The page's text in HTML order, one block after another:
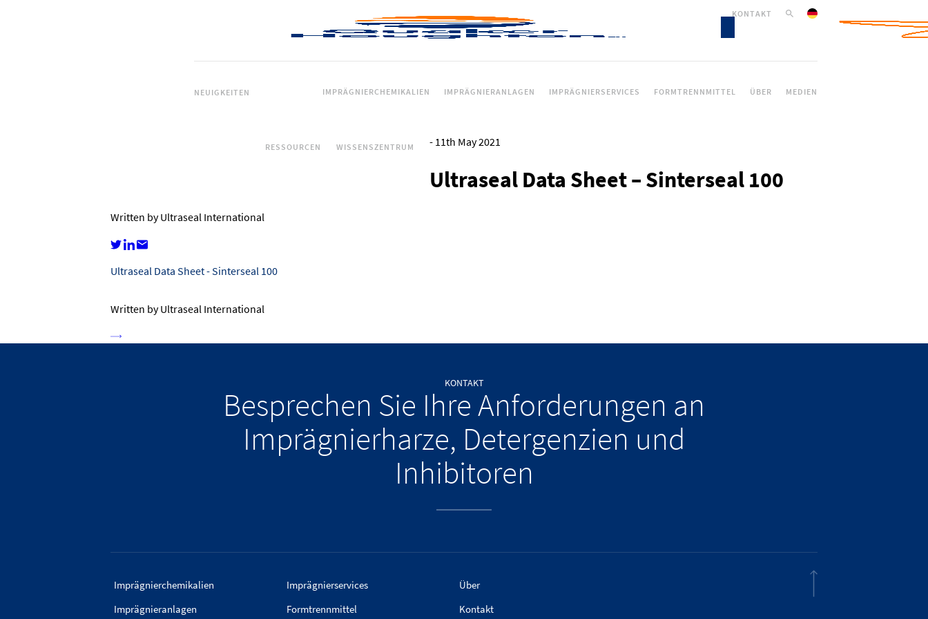
IMPRÄGNIERCHEMIKALIEN IMPRÄGNIERANLAGEN IMPRÄGNIERSERVICES FORMTRENNMITTEL ÜBER MEDIEN
KONTAKT
NEUIGKEITEN
RESSOURCEN WISSENSZENTRUM -11th May 2021
Ultraseal Data Sheet – Sinterseal 100
Written by Ultraseal International
Ultraseal Data Sheet - Sinterseal 100
Written by Ultraseal International
KONTAKT
Besprechen Sie Ihre Anforderungen an
Imprägnierharze, Detergenzien und
Inhibitoren
Imprägnierchemikalien
Imprägnieranlagen
Imprägnierservices
Formtrennmittel
Über
Kontakt